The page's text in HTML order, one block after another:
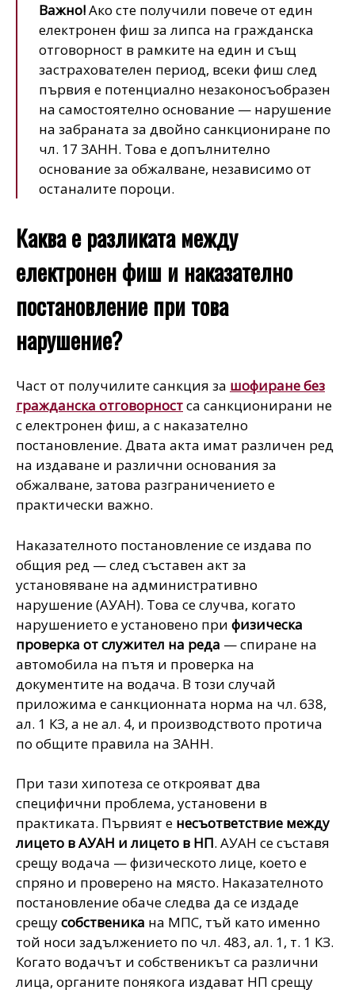
Важно!Ако сте получили повече от един
електронен фиш за липса на гражданска
отговорност в рамките на един и същ
застрахователен период, всеки фиш след
първия е потенциално незаконосъобразен
на самостоятелно основание — нарушение
на забраната за двойно санкциониране по
чл. 17 ЗАНН. Това е допълнително
основание за обжалване, независимо от
останалите пороци.
Каква е разликата между
електронен фиш и наказателно
постановление при това
нарушение?
Част от получилите санкция за шофиране без
гражданска отговорностса санкционирани не
с електронен фиш, а с наказателно
постановление. Двата акта имат различен ред
на издаване и различни основания за
обжалване, затова разграничението е
практически важно.
Наказателното постановление се издава по
общия ред — след съставен акт за
установяване на административно
нарушение (АУАН). Това се случва, когато
нарушението е установено при физическа
проверка от служител на реда — спиране на
автомобила на пътя и проверка на
документите на водача. В този случай
приложима е санкционната норма на чл. 638,
ал. 1 КЗ, а не ал. 4, и производството протича
по общите правила на ЗАНН.
При тази хипотеза се открояват два
специфични проблема, установени в
практиката. Първият е несъответствие между
лицето в АУАН и лицето в НП. АУАН се съставя
срещу водача — физическото лице, което е
спряно и проверено на място. Наказателното
постановление обаче следва да се издаде
срещусобственика на МПС, тъй като именно
той носи задължението по чл. 483, ал. 1, т. 1 КЗ.
Когато водачът и собственикът са различни
лица, органите понякога издават НП срещу